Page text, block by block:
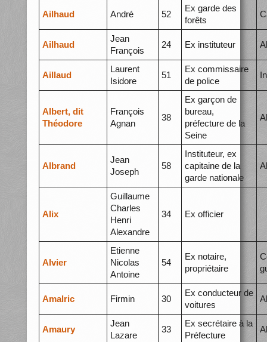
Ailhaud André 52
Ex garde des
forêts
Ailhaud
Jean
François
24 Ex instituteur
Aillaud
Laurent
Isidore
51
Ex commissaire
de police
Albert, dit
Théodore
François
Agnan
38
Ex garçon de
bureau,
préfecture de la
Seine
Albrand
Jean
Joseph
58
Instituteur, ex
capitaine de la
garde nationale
Alix
Guillaume
Charles
Henri
Alexandre
34 Ex officier
Alvier
Etienne
Nicolas
Antoine
54
Ex notaire,
propriétaire
Amalric Firmin 30
Ex conducteur de
voitures
Amaury
Jean
Lazare
33
Ex secrétaire à la
Préfecture